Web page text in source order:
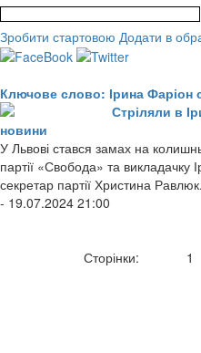
Зробити стартовою Додати в
Ключове слово: Ірина Фаріон
Стріляли в
новини
У Львові стався замах на
партії «Свобода» та викладачку
секретар партії Христина Равлюк.
- 19.07.2024 21:00
Сторінки: 1